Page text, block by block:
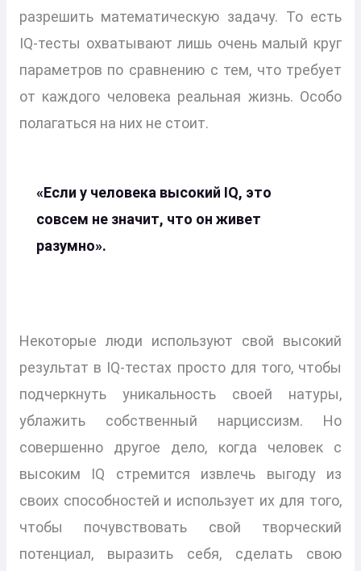
разрешить математическую задачу. То есть
IQ-тесты охватывают лишь очень малый круг
параметров по сравнению с тем, что требует
от каждого человека реальная жизнь. Особо
полагаться на них не стоит.
«Если у человека высокий IQ, это
совсем не значит, что он живет
разумно».
Некоторые люди используют свой высокий
результат в IQ-тестах просто для того, чтобы
подчеркнуть уникальность своей натуры,
ублажить собственный нарциссизм. Но
совершенно другое дело, когда человек с
высоким IQ стремится извлечь выгоду из
своих способностей и использует их для того,
чтобы почувствовать свой творческий
потенциал, выразить себя, сделать свою